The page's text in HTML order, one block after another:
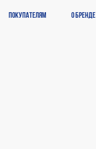
Покупателям О бренде